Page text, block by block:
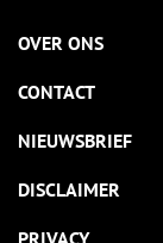
OVER ONS
CONTACT
NIEUWSBRIEF
DISCLAIMER
PRIVACY